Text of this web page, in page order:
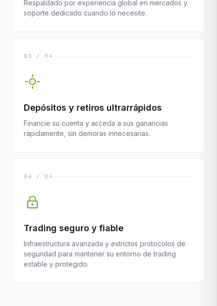
Respaldado por experiencia global en mercados y
soporte dedicado cuando lo necesite.
03 / 04
Depósitos y retiros ultrarrápidos
Financie su cuenta y acceda a sus ganancias
rápidamente, sin demoras innecesarias.
04 / 04
Trading seguro y fiable
Infraestructura avanzada y estrictos protocolos de
seguridad para mantener su entorno de trading
estable y protegido.